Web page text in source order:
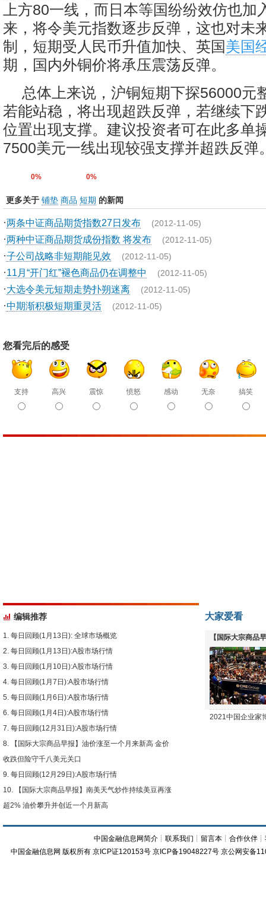
上方80一线，而日本等国纷纷效仿也加
来，将令美元指数逐步反弹，这也对未
制，短期受人民币升值加快、英国美国
期，国内外铜价将承压震荡反弹。
总体上来说，沪铜短期下探56000元
若能站稳，将出现超跌反弹，若继续下
位置出现支撑。建议投资者可在此多单
7500美元一线出现较强支撑并超跌反弹
0% 0%
更多关于 铺垫 商品 短期 的新闻
·两条中证商品期货指数27日发布 (2012-11-05)
·两种中证商品期货成份指数 将发布 (2012-11-05)
·子公司战略非短期能见效 (2012-11-05)
·11月“开门红”褪色商品仍在调整中 (2012-11-05)
·大选令美元短期走势扑朔迷离 (2012-11-05)
·中期渐积极短期重灵活 (2012-11-05)
您看完后的感受
支持 高兴 震惊 愤怒 感动 无奈 搞笑
编辑推荐
每日回顾(1月13日): 全球市场概览
每日回顾(1月13日):A股市场行情
每日回顾(1月10日):A股市场行情
每日回顾(1月7日):A股市场行情
每日回顾(1月6日):A股市场行情
每日回顾(1月4日):A股市场行情
每日回顾(12月31日):A股市场行情
【国际大宗商品早报】油价涨至一个月来新高 金价
收跌但险守千八美元关口
每日回顾(12月29日):A股市场行情
【国际大宗商品早报】南美天气炒作持续美豆再涨
超2% 油价攀升并创近一个月新高
大家爱看
【国际大宗商品
下跌
2021中国企业家
中国金融信息网简介 ┊联系我们 ┊ 留言本 ┊合作伙伴 ┊
中国金融信息网 版权所有 京ICP证120153号 京ICP备19048227号 京公网安备